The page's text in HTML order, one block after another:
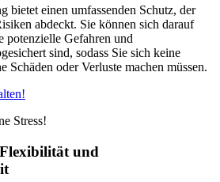
bietet einen umfassenden Schutz, der
abdeckt. Sie können sich darauf
potenzielle Gefahren und
sind, sodass Sie sich keine
Schäden oder Verluste machen müssen.
Stress!
und